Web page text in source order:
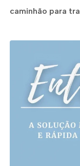
caminhão para